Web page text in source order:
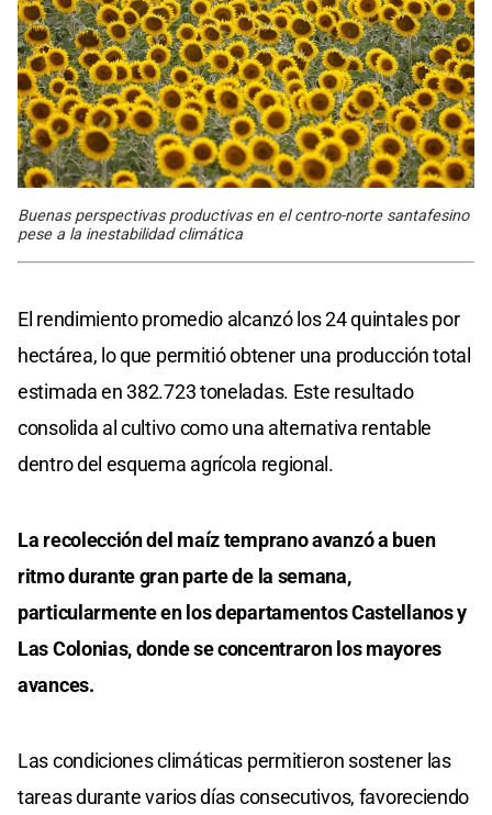
Buenas perspectivas productivas en el centro-norte santafesino
pese a la inestabilidad climática
El rendimiento promedio alcanzó los 24 quintales por
hectárea, lo que permitió obtener una producción total
estimada en 382.723 toneladas. Este resultado
consolida al cultivo como una alternativa rentable
dentro del esquema agrícola regional.
La recolección del maíz temprano avanzó a buen
ritmo durante gran parte de la semana,
particularmente en los departamentos Castellanos y
Las Colonias, donde se concentraron los mayores
avances.
Las condiciones climáticas permitieron sostener las
tareas durante varios días consecutivos, favoreciendo